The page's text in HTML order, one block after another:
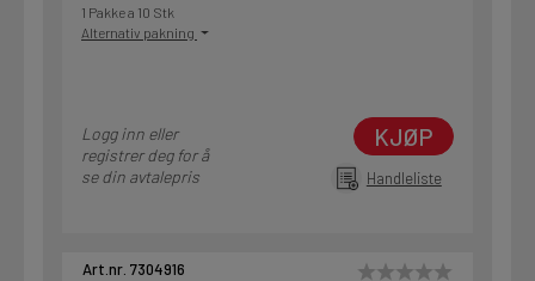
1 Pakke a 10 Stk
Alternativ pakning
Logg inn eller
registrer deg for å
se din avtalepris
KJØP
Handleliste
Art.nr. 7304916